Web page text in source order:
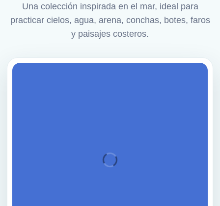
Una colección inspirada en el mar, ideal para
practicar cielos, agua, arena, conchas, botes, faros
y paisajes costeros.